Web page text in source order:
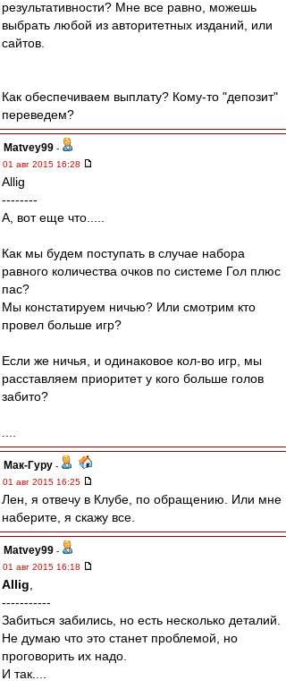
результативности? Мне все равно, можешь
выбрать любой из авторитетных изданий, или
сайтов.
Как обеспечиваем выплату? Кому-то "депозит"
переведем?
Matvey99 -
01 авг 2015 16:28
Allig
--------
А, вот еще что.....
Как мы будем поступать в случае набора
равного количества очков по системе Гол плюс
пас?
Мы констатируем ничью? Или смотрим кто
провел больше игр?
Если же ничья, и одинаковое кол-во игр, мы
расставляем приоритет у кого больше голов
забито?
Мак-Гуру -
01 авг 2015 16:25
Лен, я отвечу в Клубе, по обращению. Или мне
наберите, я скажу все.
Matvey99 -
01 авг 2015 16:18
Allig
-----------
Забиться забились, но есть несколько деталий.
Не думаю что это станет проблемой, но
проговорить их надо.
И так....